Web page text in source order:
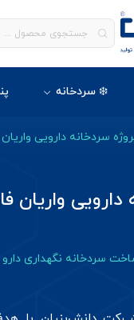
❄️ سردخانه
سردخانه دارویی
واریان
سردخانه نگهداری دارو